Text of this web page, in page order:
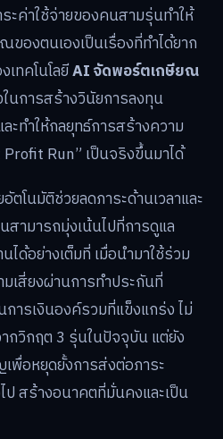
ค่าใช้จ่ายของคนสามรุ่นทำให้
องตนเองเป็นเรื่องที่ทำได้ยาก
ทคโนโลยีAI จัดพอร์ตเกษียณ
นการสร้างวินัยการลงทุน
ะทำให้กลยุทธ์การสร้างความ
Run” เป็นจริงขึ้นมาได้
ตโนมัติช่วยลดภาระด้านเวลาและ
ามารถมุ่งเน้นไปที่การดูแล
ด้อย่างเต็มที่ เมื่อนำมาใช้ร่วม
เสี่ยงผ่านการทำประกันที่
ารเงินองค์รวมที่แข็งแกร่ง ไม่
กวิกฤต 3 รุ่นในปัจจุบัน แต่ยัง
พื่อหยุดยั้งการส่งต่อภาระ
ป สร้างอนาคตที่มั่นคงและเป็น